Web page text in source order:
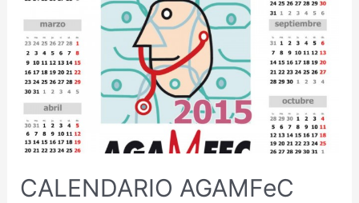
CALENDARIO AGAMFeC